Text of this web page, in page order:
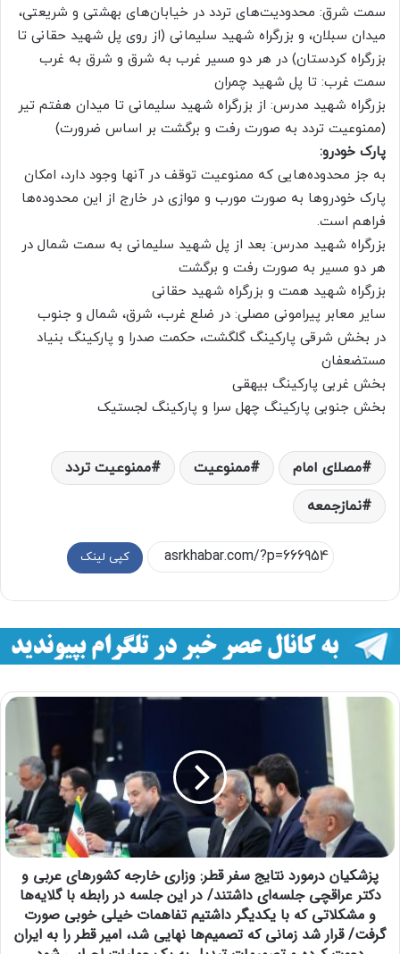
سمت شرق: محدودیت‌های تردد در خیابان‌های بهشتی و شریعتی،
میدان سبلان، و بزرگراه شهید سلیمانی (از روی پل شهید حقانی تا
بزرگراه کردستان) در هر دو مسیر غرب به شرق و شرق به غرب
سمت غرب: تا پل شهید چمران
بزرگراه شهید مدرس: از بزرگراه شهید سلیمانی تا میدان هفتم تیر
(ممنوعیت تردد به صورت رفت و برگشت بر اساس ضرورت)
پارک خودرو:
به جز محدوده‌هایی که ممنوعیت توقف در آنها وجود دارد، امکان
پارک خودروها به صورت مورب و موازی در خارج از این محدوده‌ها
فراهم است.
بزرگراه شهید مدرس: بعد از پل شهید سلیمانی به سمت شمال در
هر دو مسیر به صورت رفت و برگشت
بزرگراه شهید همت و بزرگراه شهید حقانی
سایر معابر پیرامونی مصلی: در ضلع غرب، شرق، شمال و جنوب
در بخش شرقی پارکینگ گلگشت، حکمت صدرا و پارکینگ بنیاد
مستضعفان
بخش غربی پارکینگ بیهقی
بخش جنوبی پارکینگ چهل سرا و پارکینگ لجستیک
مصلای امام ممنوعیت
ممنوعیت تردد
نمازجمعه
کپی لینک
پزشکیان درمورد نتایج سفر قطر: وزاری خارجه کشور‌های عربی و
دکتر عراقچی جلسه‌ای داشتند/ در این جلسه در رابطه با گلایه‌ها
و مشکلاتی که با یکدیگر داشتیم تفاهمات خیلی خوبی صورت
گرفت/ قرار شد زمانی که تصمیم‌ها نهایی شد، امیر قطر را به ایران